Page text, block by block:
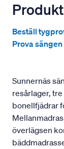
Beställ
Prova
Sunnernäs
resårlager,
bonellfjädrar
överlägsen